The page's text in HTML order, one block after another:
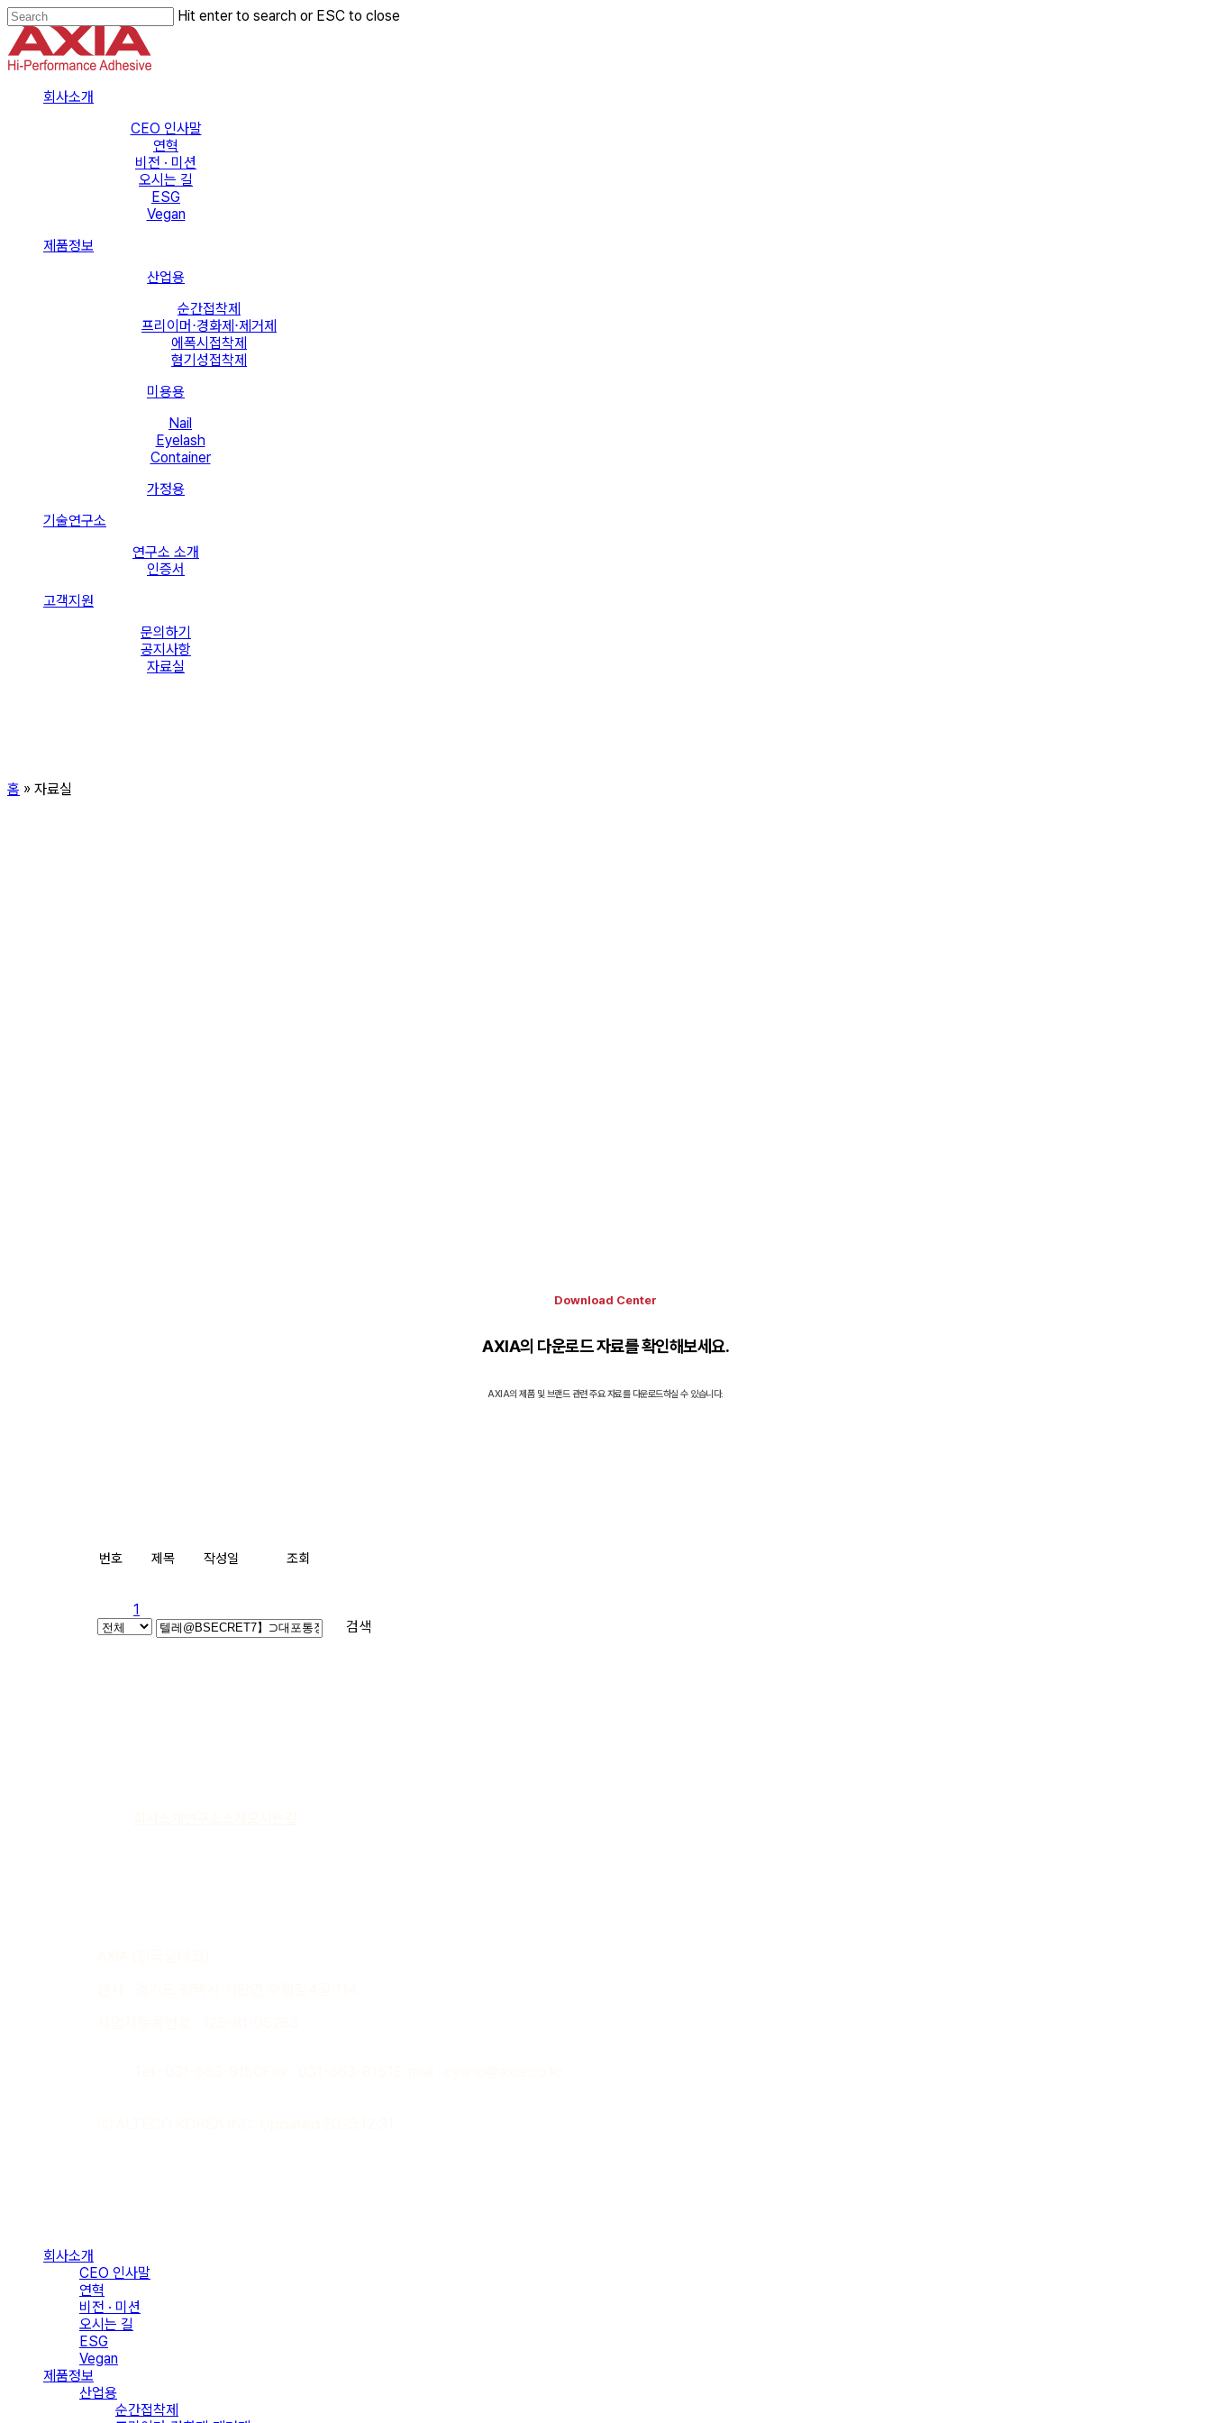
Skip
to
main
content
Hit enter to search or ESC to close
Close
Search
회사소개
CEO 인사말
연혁
비전 · 미션
오시는 길
ESG
Vegan
제품정보
산업용
순간접착제
프리이머⋅경화제⋅제거제
에폭시접착제
혐기성접착제
미용용
Nail
Eyelash
Container
가정용
기술연구소
연구소 소개
인증서
고객지원
문의하기
공지사항
자료실
홈 » 자료실
Download Center
AXIA의 다운로드 자료를 확인해보세요.
AXIA의 제품 및 브랜드 관련 주요 자료를 다운로드하실 수 있습니다.
번호 제목 작성일 조회
1
검색
회사소개
CEO 인사말
연혁
비전 · 미션
오시는 길
ESG
Vegan
제품정보
산업용
순간접착제